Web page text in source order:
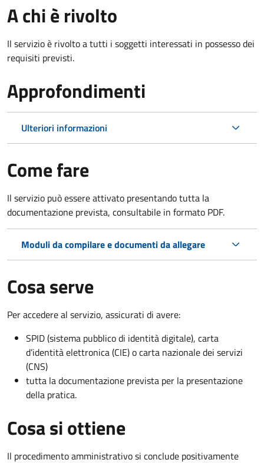
A chi è rivolto
Il servizio è rivolto a tutti i soggetti interessati in possesso dei
requisiti previsti.
Approfondimenti
Ulteriori informazioni
Come fare
Il servizio può essere attivato presentando tutta la
documentazione prevista, consultabile in formato PDF.
Moduli da compilare e documenti da allegare
Cosa serve
Per accedere al servizio, assicurati di avere:
SPID (sistema pubblico di identità digitale), carta
d’identità elettronica (CIE) o carta nazionale dei servizi
(CNS)
tutta la documentazione prevista per la presentazione
della pratica.
Cosa si ottiene
Il procedimento amministrativo si conclude positivamente